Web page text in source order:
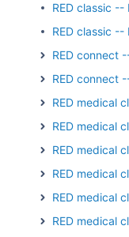
RED classic --
RED classic --
RED connect
RED connect
RED medical
RED medical
RED medical
RED medical
RED medical
RED medical